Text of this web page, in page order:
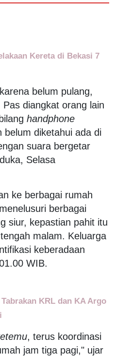
Kereta di Bekasi 7
belum pulang,
diangkat orang lain
handphone
diketahui ada di
suara bergetar
Selasa
ke berbagai rumah
berbagai
siur, kepastian pahit itu
malam. Keluarga
keberadaan
WIB.
KRL dan KA Argo
, terus koordinasi
jam tiga pagi," ujar